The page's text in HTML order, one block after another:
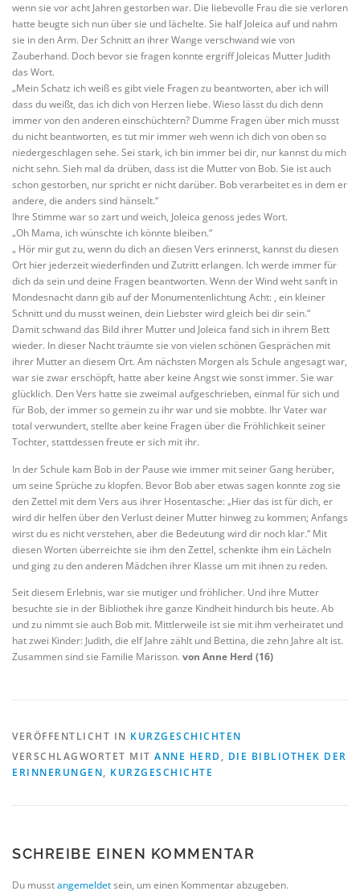
wenn sie vor acht Jahren gestorben war. Die liebevolle Frau die sie verloren
hatte beugte sich nun über sie und lächelte. Sie half Joleica auf und nahm
sie in den Arm. Der Schnitt an ihrer Wange verschwand wie von
Zauberhand. Doch bevor sie fragen konnte ergriff Joleicas Mutter Judith
das Wort.
„Mein Schatz ich weiß es gibt viele Fragen zu beantworten, aber ich will
dass du weißt, das ich dich von Herzen liebe. Wieso lässt du dich denn
immer von den anderen einschüchtern? Dumme Fragen über mich musst
du nicht beantworten, es tut mir immer weh wenn ich dich von oben so
niedergeschlagen sehe. Sei stark, ich bin immer bei dir, nur kannst du mich
nicht sehn. Sieh mal da drüben, dass ist die Mutter von Bob. Sie ist auch
schon gestorben, nur spricht er nicht darüber. Bob verarbeitet es in dem er
andere, die anders sind hänselt.“
Ihre Stimme war so zart und weich, Joleica genoss jedes Wort.
„Oh Mama, ich wünschte ich könnte bleiben.“
„ Hör mir gut zu, wenn du dich an diesen Vers erinnerst, kannst du diesen
Ort hier jederzeit wiederfinden und Zutritt erlangen. Ich werde immer für
dich da sein und deine Fragen beantworten. Wenn der Wind weht sanft in
Mondesnacht dann gib auf der Monumentenlichtung Acht: , ein kleiner
Schnitt und du musst weinen, dein Liebster wird gleich bei dir sein.“
Damit schwand das Bild ihrer Mutter und Joleica fand sich in ihrem Bett
wieder. In dieser Nacht träumte sie von vielen schönen Gesprächen mit
ihrer Mutter an diesem Ort. Am nächsten Morgen als Schule angesagt war,
war sie zwar erschöpft, hatte aber keine Angst wie sonst immer. Sie war
glücklich. Den Vers hatte sie zweimal aufgeschrieben, einmal für sich und
für Bob, der immer so gemein zu ihr war und sie mobbte. Ihr Vater war
total verwundert, stellte aber keine Fragen über die Fröhlichkeit seiner
Tochter, stattdessen freute er sich mit ihr.
In der Schule kam Bob in der Pause wie immer mit seiner Gang herüber,
um seine Sprüche zu klopfen. Bevor Bob aber etwas sagen konnte zog sie
den Zettel mit dem Vers aus ihrer Hosentasche: „Hier das ist für dich, er
wird dir helfen über den Verlust deiner Mutter hinweg zu kommen; Anfangs
wirst du es nicht verstehen, aber die Bedeutung wird dir noch klar.“ Mit
diesen Worten überreichte sie ihm den Zettel, schenkte ihm ein Lächeln
und ging zu den anderen Mädchen ihrer Klasse um mit ihnen zu reden.
Seit diesem Erlebnis, war sie mutiger und fröhlicher. Und ihre Mutter
besuchte sie in der Bibliothek ihre ganze Kindheit hindurch bis heute. Ab
und zu nimmt sie auch Bob mit. Mittlerweile ist sie mit ihm verheiratet und
hat zwei Kinder: Judith, die elf Jahre zählt und Bettina, die zehn Jahre alt ist.
Zusammen sind sie Familie Marisson. von Anne Herd (16)
VERÖFFENTLICHT IN KURZGESCHICHTEN
VERSCHLAGWORTET MIT ANNE HERD , DIE BIBLIOTHEK DER
ERINNERUNGEN, KURZGESCHICHTE
SCHREIBE EINEN KOMMENTAR
Du musstangemeldetsein, um einen Kommentar abzugeben.